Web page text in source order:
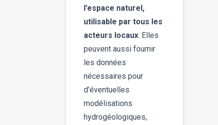
l’espace naturel,
utilisable par tous les
acteurs locaux. Elles
peuvent aussi fournir
les données
nécessaires pour
d’éventuelles
modélisations
hydrogéologiques,